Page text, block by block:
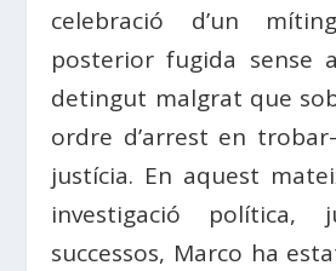
celebració d’un
posterior fugida sense
detingut malgrat que
ordre d’arrest en
justícia. En aquest
investigació
successos, Marco ha